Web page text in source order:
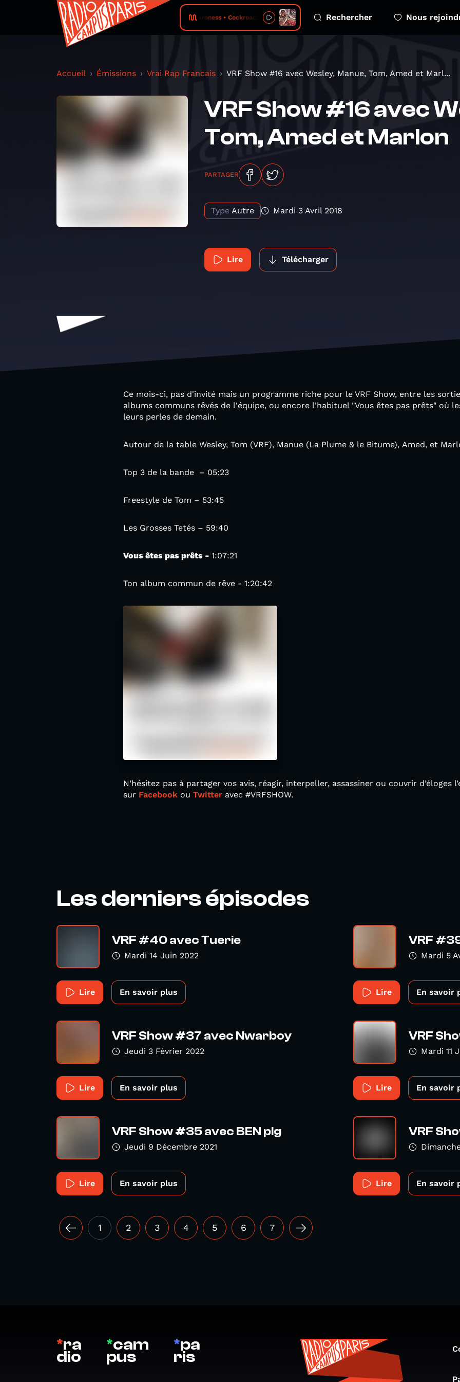
Baroness • Cockroach En Fleur Rechercher Nous
Accueil Émissions Vrai Rap Francais VRF Show #16 avec Wesley, Manue, Tom, Amed et Marl...
VRF Show #16 avec
Tom, Amed et Marlon
PARTAGER
Type Autre Mardi 3 Avril 2018
Lire Télécharger
Ce mois-ci, pas d'invité mais un programme riche pour le VRF Show, entre les
albums communs rêvés de l'équipe, ou encore l'habituel "Vous êtes pas prêts" où
leurs perles de demain.
Autour de la table Wesley, Tom (VRF), Manue (La Plume & le Bitume), Amed, et
Top 3 de la bande – 05:23
Freestyle de Tom – 53:45
Les Grosses Tetés – 59:40
Vous êtes pas prêts - 1:07:21
Ton album commun de rêve - 1:20:42
N’hésitez pas à partager vos avis, réagir, interpeller, assassiner ou couvrir d’éloges
sur Facebook ou Twitter avec #VRFSHOW.
Les derniers épisodes
VRF #40 avec Tuerie
Mardi 14 Juin 2022
Lire En savoir plus
VRF
Mardi 5
Lire En savoir
VRF Show #37 avec Nwarboy
Jeudi 3 Février 2022
Lire En savoir plus
VRF
Mardi 11
Lire En savoir
VRF Show #35 avec BEN plg
Jeudi 9 Décembre 2021
Lire En savoir plus
VRF
Lire En savoir
1 2 3 4 5 6 7
*ra
dio
*cam
pus
*pa
ris